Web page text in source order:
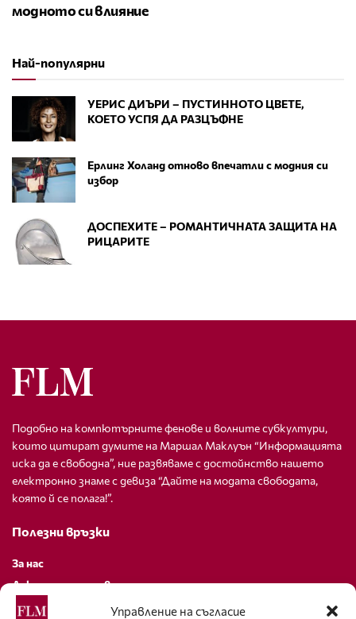
Управление на съгласие
модното си влияние
Най-популярни
УЕРИС ДИЪРИ – ПУСТИННОТО ЦВЕТЕ,
КОЕТО УСПЯ ДА РАЗЦЪФНЕ
Ерлинг Холанд отново впечатли с модния си
избор
ДОСПЕХИТЕ – РОМАНТИЧНАТА ЗАЩИТА НА
РИЦАРИТЕ
Подобно на компютърните фенове и волните субкултури,
които цитират думите на Маршал Маклуън “Информацията
иска да е свободна”, ние развяваме с достойнство нашето
електронно знаме с девиза “Дайте на модата свободата,
която й се полага!”.
Полезни връзки
За нас
Декларация за поверителност
Политика за бисквитки